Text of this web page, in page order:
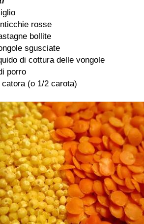
rosse
bollite
sgusciate
di cottura delle vongole
porro
(o 1/2 carota)